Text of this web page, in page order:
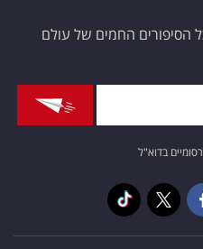
הסיפורים החמים של עולם
בדוא"ל